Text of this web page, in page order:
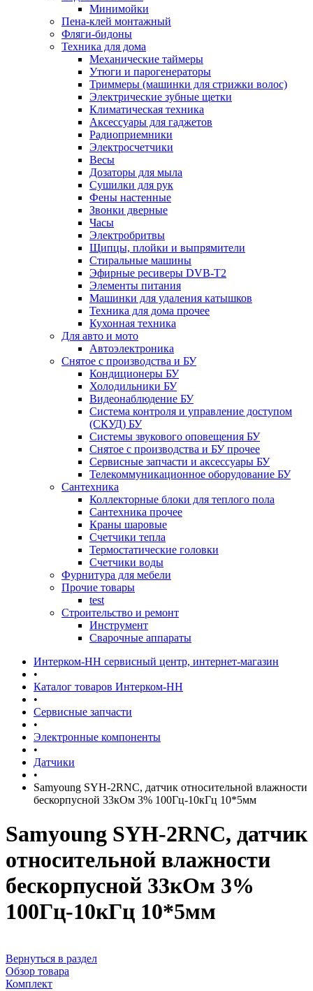
Минимойки
Пена-клей монтажный
Фляги-бидоны
Техника для дома
Механические таймеры
Утюги и парогенераторы
Триммеры (машинки для стрижки волос)
Электрические зубные щетки
Климатическая техника
Аксессуары для гаджетов
Радиоприемники
Электросчетчики
Весы
Дозаторы для мыла
Сушилки для рук
Фены настенные
Звонки дверные
Часы
Электробритвы
Щипцы, плойки и выпрямители
Стиральные машины
Эфирные ресиверы DVB-T2
Элементы питания
Машинки для удаления катышков
Техника для дома прочее
Кухонная техника
Для авто и мото
Автоэлектроника
Снятое с производства и БУ
Кондиционеры БУ
Холодильники БУ
Видеонаблюдение БУ
Система контроля и управление доступом
(СКУД) БУ
Системы звукового оповещения БУ
Снятое с производства и БУ прочее
Сервисные запчасти и аксессуары БУ
Телекоммуникационное оборудование БУ
Сантехника
Коллекторные блоки для теплого пола
Сантехника прочее
Краны шаровые
Счетчики тепла
Термоcтатические головки
Счетчики воды
Фурнитура для мебели
Прочие товары
test
Строительство и ремонт
Инструмент
Сварочные аппараты
Интерком-НН сервисный центр, интернет-магазин
•
Каталог товаров Интерком-НН
•
Сервисные запчасти
•
Электронные компоненты
•
Датчики
•
Samyoung SYH-2RNC, датчик относительной влажности
бескорпусной 33кОм 3% 100Гц-10кГц 10*5мм
Samyoung SYH-2RNC, датчик
относительной влажности
бескорпусной 33кОм 3%
100Гц-10кГц 10*5мм
Вернуться в раздел
Обзор товара
Комплект